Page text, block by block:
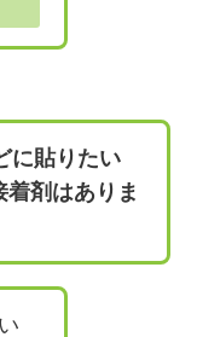
に貼りたい
着剤はありま